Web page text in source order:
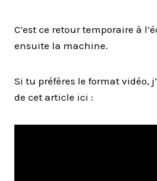
C’est ce retour temporaire à
ensuite la machine.
Si tu préfères le format vidéo,
de cet article ici :